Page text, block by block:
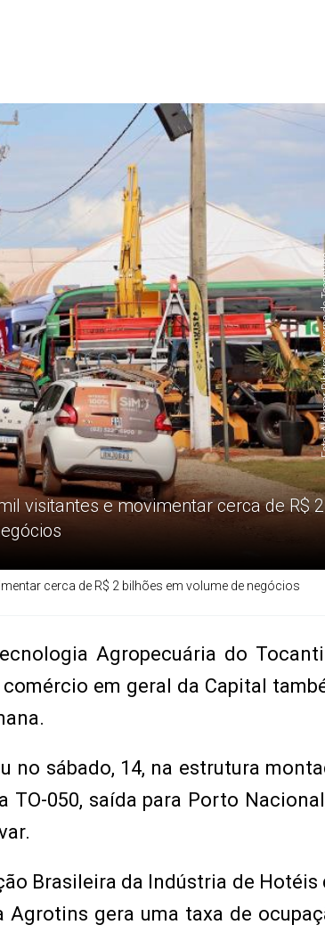
visitantes e movimentar cerca de R$ 2
Foto:
cerca de R$ 2 bilhões em volume de negócios
Agropecuária do
em geral da Capital
no sábado, 14, na estrutura
050, saída para Porto
Brasileira da Indústria de Hotéis
Agrotins gera uma taxa de